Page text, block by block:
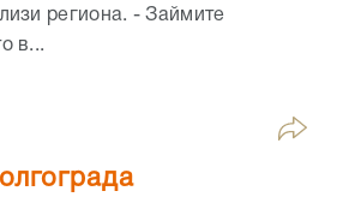
региона. - Займите
в...